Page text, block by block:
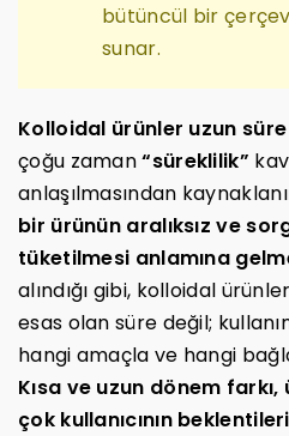
bütüncül bir
sunar.
Kolloidal ürünler uzun süre
çoğu zaman“süreklilik”
anlaşılmasından
bir ürünün aralıksız ve
tüketilmesi anlamına
alındığı gibi, kolloidal
esas olan süre değil;
hangi amaçla ve hangi
Kısa ve uzun dönem
çok kullanıcının